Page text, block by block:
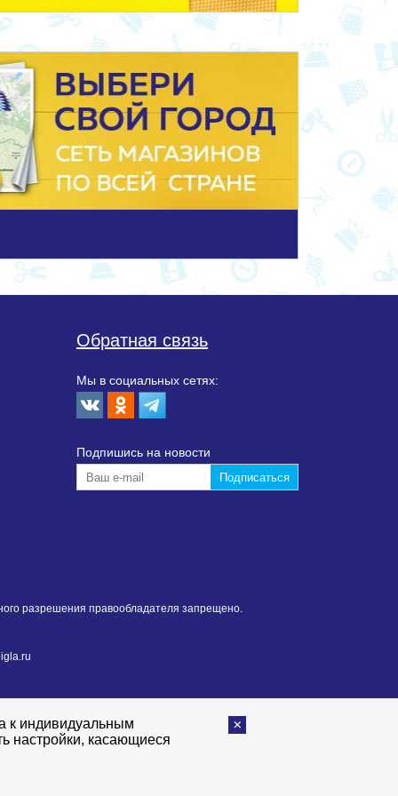
Обратная связь
Мы в социальных сетях:
Подпишиcь на новости
разрешения правообладателя запрещено.
к индивидуальным
настройки, касающиеся